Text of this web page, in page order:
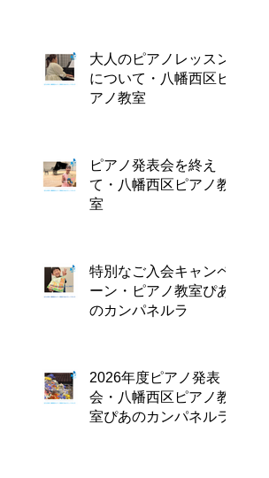
大人のピアノレッスン
について・八幡西区ピ
アノ教室
ピアノ発表会を終え
て・八幡西区ピアノ教
室
特別なご入会キャンペ
ーン・ピアノ教室ぴあ
のカンパネルラ
2026年度ピアノ発表
会・八幡西区ピアノ教
室ぴあのカンパネルラ